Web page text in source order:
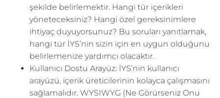
şekilde belirlemektir. Hangi tür içerikleri
yöneteceksiniz? Hangi özel gereksinimlere
ihtiyaç duyuyorsunuz? Bu soruları yanıtlamak,
hangi tür İYS’nin sizin için en uygun olduğunu
belirlemenize yardımcı olacaktır.
Kullanıcı Dostu Arayüz: İYS’nin kullanıcı
arayüzü, içerik üreticilerinin kolayca çalışmasını
sağlamalıdır. WYSIWYG (Ne Görürseniz Onu